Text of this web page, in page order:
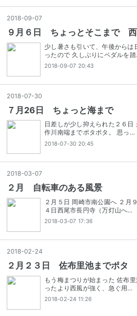
2018-09-07
９月６日 ちょっとそこまで 西
少し暑さも引いて、午後からは
ったので 久しぶりにペダルを
2018-09-07 20:43
2018-07-30
７月26日 ちょっと海まで
日差しが少し抑えられた２６
作川南端までポタポタ。 思っ…
2018-07-30 20:45
2018-03-07
２月 自転車のある風景
２月５日 岡崎市南公園へ ２月
４日西尾市長円寺（万灯山へ…
2018-03-07 17:36
2018-02-24
２月２３日 佐布里池までポタ
もう梅まつりが始まった 佐布
ったより西風が強く、急ぐ用…
2018-02-24 11:26